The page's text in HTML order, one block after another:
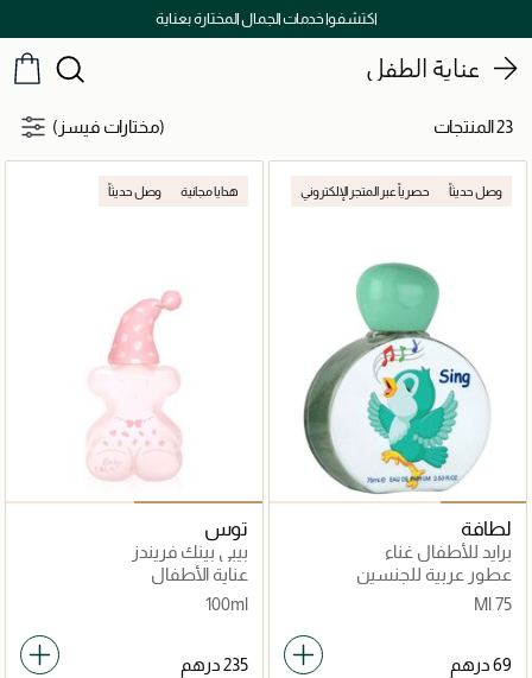
اكتشفوا خدمات الجمال المختارة بعناية
عناية الطفل
23 المنتجات (مختارات فيسز)
وصل حديثاً حصرياً عبر المتجر الإلكتروني
لطافة
برايد للأطفال غناء
عطور عربية للجنسين
75 Ml
هدايا مجانية وصل حديثاً
توس
بيبي بينك فريندز
عناية الأطفال
100ml